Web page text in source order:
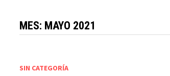
MES: MAYO 2021
SIN CATEGORÍA